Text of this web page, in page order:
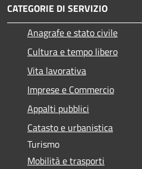
CATEGORIE DI SERVIZIO
Anagrafe e stato civile
Cultura e tempo libero
Vita lavorativa
Imprese e Commercio
Appalti pubblici
Catasto e urbanistica
Turismo
Mobilità e trasporti